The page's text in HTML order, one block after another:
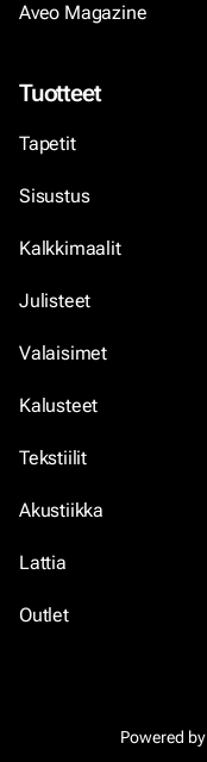
Aveo Magazine
Tuotteet
Tapetit
Sisustus
Kalkkimaalit
Julisteet
Valaisimet
Kalusteet
Tekstiilit
Akustiikka
Lattia
Outlet
Powered by